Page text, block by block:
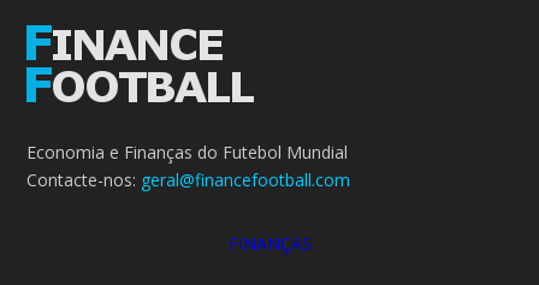
Economia e Finanças do Futebol Mundial
Contacte-nos: geral@financefootball.com
FINANÇAS